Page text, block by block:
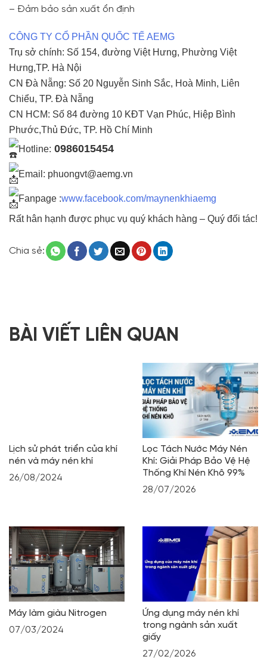
– Đảm bảo sản xuất ổn định
CÔNG TY CỔ PHẦN QUỐC TẾ AEMG
Trụ sở chính: Số 154, đường Việt Hưng, Phường Việt
Hưng,TP. Hà Nội
CN Đà Nẵng: Số 20 Nguyễn Sinh Sắc, Hoà Minh, Liên
Chiểu, TP. Đà Nẵng
CN HCM: Số 84 đường 10 KĐT Vạn Phúc, Hiệp Bình
Phước,Thủ Đức, TP. Hồ Chí Minh
Hotline: 0986015454
Email: phuongvt@aemg.vn
Fanpage :www.facebook.com/maynenkhiaemg
Rất hân hạnh được phục vụ quý khách hàng – Quý đối tác!
Chia sẻ:
BÀI VIẾT LIÊN QUAN
Lịch sử phát triển của khí
nén và máy nén khí
26/08/2024
Lọc Tách Nước Máy Nén
Khí: Giải Pháp Bảo Vệ Hệ
Thống Khí Nén Khô 99%
28/07/2026
Máy làm giàu Nitrogen
07/03/2024
Ứng dụng máy nén khí
trong ngành sản xuất
giấy
27/02/2026